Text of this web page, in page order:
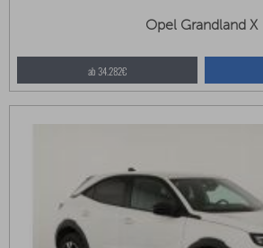
Opel Grandland X
ab 34.282€